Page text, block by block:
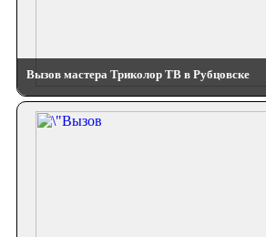
Вызов мастера Триколор ТВ в Рубцовске